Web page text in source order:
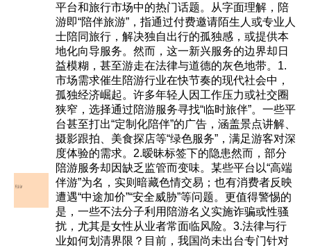
平台和旅行市场中的热门话题。从字面理解，陪
游即“陪伴旅游”，指通过付费邀请陌生人或专业人
士陪同旅行，解决独自出行的孤独感，或提供本
地化向导服务。然而，这一新兴服务的边界却日
益模糊，甚至游走在法律与道德的灰色地带。1.
市场需求催生陪游行业在快节奏的现代社会中，
孤独经济崛起。许多年轻人因工作压力或社交圈
狭窄，选择通过陪游服务寻找“临时旅伴”。一些平
台甚至打出“定制化陪伴”的广告，涵盖景点讲解、
摄影跟拍、美食探店等“绿色服务”，满足游客对深
度体验的需求。2.暧昧标签下的隐患然而，部分
陪游服务却因缺乏监管而变味。某些平台以“高端
伴游”为名，实则暗藏色情交易；也有消费者反映
遭遇“中途加价”“安全威胁”等问题。更值得警惕的
是，一些不法分子利用陪游名义实施诈骗或性骚
扰，尤其是女性从业者常面临风险。3.法律与行
业如何划清界限？目前，我国尚未出台专门针对